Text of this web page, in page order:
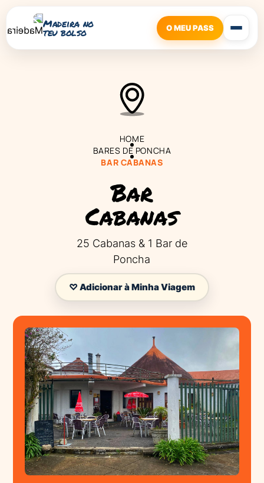
Madeira no
teu bolso O MEU PASS
HOME
BARES DE PONCHA
BAR CABANAS
Bar
Cabanas
25 Cabanas & 1 Bar de
Poncha
♡ Adicionar à Minha Viagem